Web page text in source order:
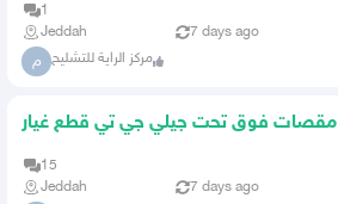
1
Jeddah
7 days ago
م مركز الراية للتشليح
مقصات فوق تحت جيلي جي تي قطع غيار
15
Jeddah
7 days ago